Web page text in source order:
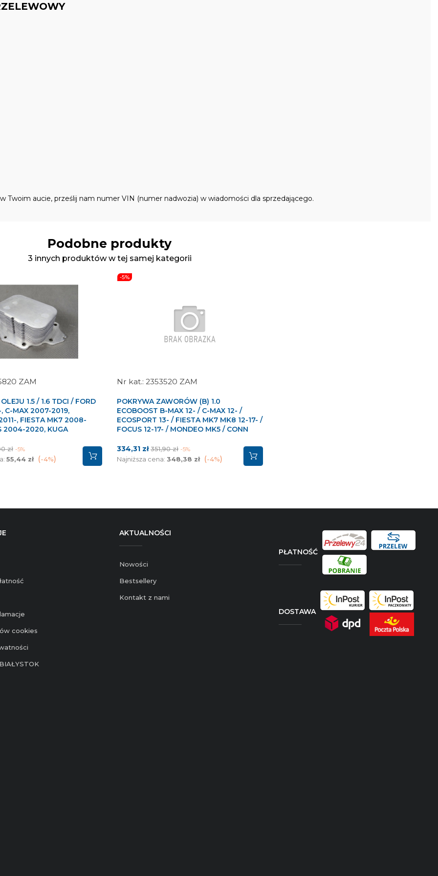
Twoim aucie, prześlij nam numer VIN (numer nadwozia) w wiadomości dla sprzedającego.
Podobne produkty
3 innych produktów w tej samej kategorii
ZAM
1.5 / 1.6 TDCI / FORD
C-MAX 2007-2019,
, FIESTA MK7 2008-
2004-2020, KUGA
zł -5%
55,44 zł -4%
-5%
2353520 ZAM
POKRYWA ZAWORÓW (B) 1.0
ECOBOOST B-MAX 12- / C-MAX 12- /
ECOSPORT 13- / FIESTA MK7 MK8 12-17- /
FOCUS 12-17- / MONDEO MK5 / CONN
Cena
334,31 zł Cena
podstawowa
351,90 zł -5%
Najniższa cena: 348,38 zł -4%
cookies
AKTUALNOŚCI
Nowości
Bestsellery
Kontakt z nami
PŁATNOŚĆ
DOSTAWA